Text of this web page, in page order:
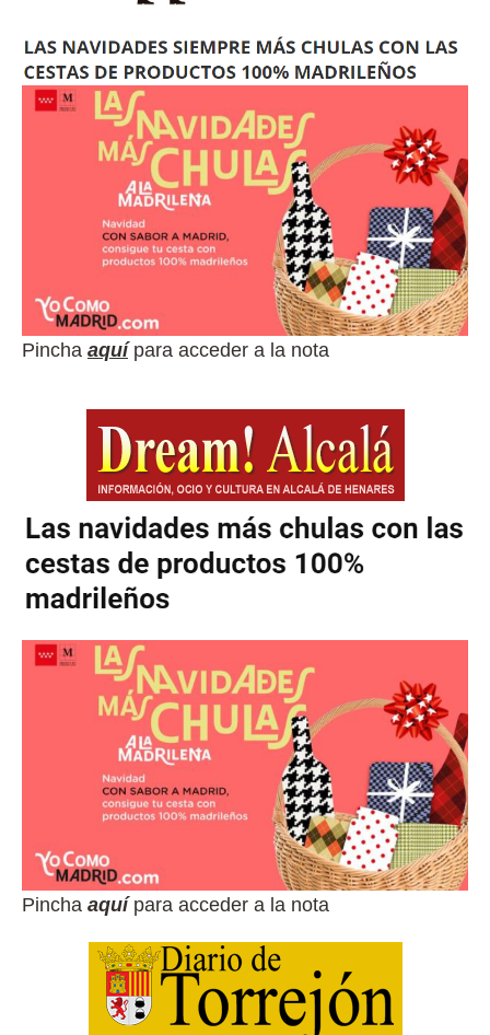
Pincha aquípara acceder a la nota
Pincha aquí para acceder a la nota